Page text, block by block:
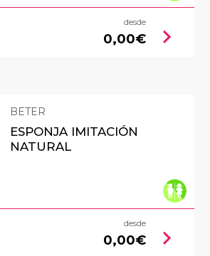
desde
0,00€ chevron_right
BETER
ESPONJA IMITACIÓN
NATURAL
desde
0,00€ chevron_right